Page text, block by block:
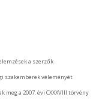
a szerzők
szakemberek véleményét
a 2007. évi CXXXVIII törvény